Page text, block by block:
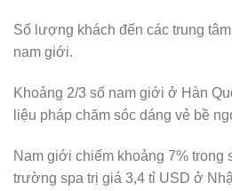
Số lượng khách đến các trung
nam giới.
Khoảng 2/3 số nam giới ở Hàn
liệu pháp chăm sóc dáng vẻ bề
Nam giới chiếm khoảng 7% trong
trường spa trị giá 3,4 tỉ USD ở